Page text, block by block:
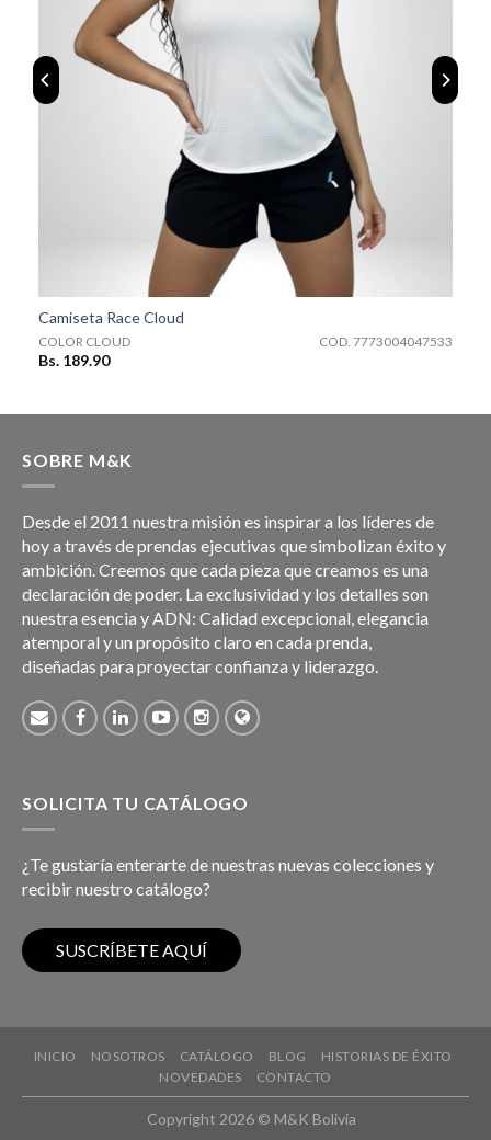
COD. 7773004047533
Camiseta Race Cloud
COD. 7773004047533
COLOR CLOUD
Bs. 189.90
SOBRE M&K
Desde el 2011 nuestra misión es inspirar a los líderes de
hoy a través de prendas ejecutivas que simbolizan éxito y
ambición. Creemos que cada pieza que creamos es una
declaración de poder. La exclusividad y los detalles son
nuestra esencia y ADN: Calidad excepcional, elegancia
atemporal y un propósito claro en cada prenda,
diseñadas para proyectar confianza y liderazgo.
SOLICITA TU CATÁLOGO
¿Te gustaría enterarte de nuestras nuevas colecciones y
recibir nuestro catálogo?
INICIO NOSOTROS CATÁLOGO BLOG
HISTORIAS DE ÉXITO
NOVEDADES
CONTACTO
Copyright 2026 © M&K Bolivia